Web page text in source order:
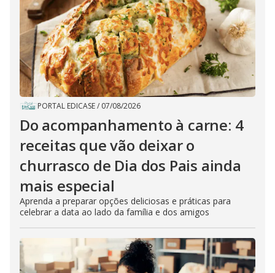
PORTAL EDICASE/ 07/08/2026
Do acompanhamento à carne: 4
receitas que vão deixar o
churrasco de Dia dos Pais ainda
mais especial
Aprenda a preparar opções deliciosas e práticas para
celebrar a data ao lado da família e dos amigos